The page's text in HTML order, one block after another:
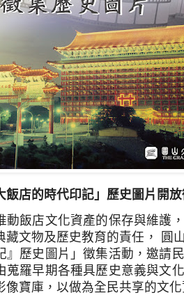
飯店的時代印記」歷史圖片開
動飯店文化資產的保存與維護
藏文物及歷史教育的責任，
圓
』歷史圖片」徵集活動，邀請
蒐羅早期各種具歷史意義與文
像寶庫，以做為全民共享的文